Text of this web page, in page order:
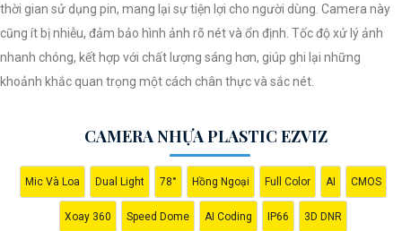
nghiệp của mình. Hãy để chúng tôi giúp bạn bảo vệ mọi khoảnh khắc
quan trọng."
thời gian sử dụng pin, mang lại sự tiện lợi cho người dùng. Camera này
cũng ít bị nhiễu, đảm bảo hình ảnh rõ nét và ổn định. Tốc độ xử lý ảnh
nhanh chóng, kết hợp với chất lượng sáng hơn, giúp ghi lại những
khoảnh khắc quan trọng một cách chân thực và sắc nét.
CAMERA NHỰA PLASTIC EZVIZ
Mic Và Loa Dual Light 78° Hồng Ngoại Full Color AI CMOS
Xoay 360 Speed Dome AI Coding IP66 3D DNR